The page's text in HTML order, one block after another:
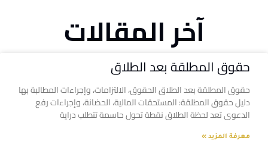
آخر المقالات
حقوق المطلقة بعد الطلاق
حقوق المطلقة بعد الطلاق الحقوق، الالتزامات، وإجراءات المطالبة بها
دليل حقوق المطلقة: المستحقات المالية، الحضانة، وإجراءات رفع
الدعوى تعد لحظة الطلاق نقطة تحول حاسمة تتطلب دراية
معرفة المزيد »